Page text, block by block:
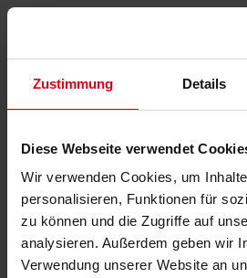
Zustimmung Details
Diese Webseite verwendet
Wir verwenden Cookies, um
personalisieren, Funktionen für
zu können und die Zugriffe auf
analysieren. Außerdem geben wir
Verwendung unserer Website an